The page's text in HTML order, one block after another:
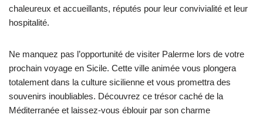
chaleureux et accueillants, réputés pour leur convivialité et leur
hospitalité.
Ne manquez pas l’opportunité de visiter Palerme lors de votre
prochain voyage en Sicile. Cette ville animée vous plongera
totalement dans la culture sicilienne et vous promettra des
souvenirs inoubliables. Découvrez ce trésor caché de la
Méditerranée et laissez-vous éblouir par son charme